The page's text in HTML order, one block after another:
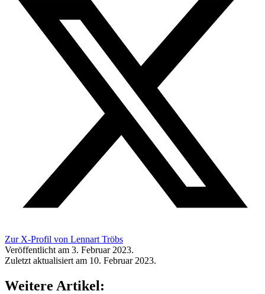
Zur X-Profil von Lennart Tröbs
Veröffentlicht am 3. Februar 2023.
Zuletzt aktualisiert am 10. Februar 2023.
Weitere Artikel: